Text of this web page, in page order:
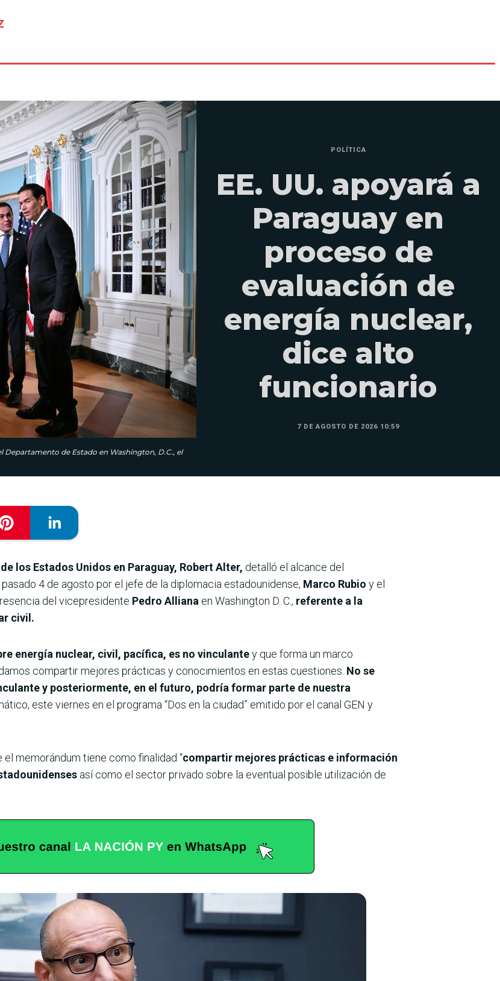
Departamento de Estado en Washington, D.C., el
POLÍTICA
EE. UU. apoyará a
Paraguay en
proceso de
evaluación de
energía nuclear,
dice alto
funcionario
7 DE AGOSTO DE 2026 10:59
los Estados Unidos en Paraguay, Robert Alter, detalló el alcance del
4 de agosto por el jefe de la diplomacia estadounidense, Marco Rubio y el
del vicepresidente Pedro Alliana en Washington D. C., referente a la
civil.
energía nuclear, civil, pacífica, es no vinculantey que forma un marco
compartir mejores prácticas y conocimientos en estas cuestiones. No se
y posteriormente, en el futuro, podría formar parte de nuestra
este viernes en el programa “Dos en la ciudad” emitido por el canal GEN y
memorándum tiene como finalidad “compartir mejores prácticas e información
así como el sector privado sobre la eventual posible utilización de